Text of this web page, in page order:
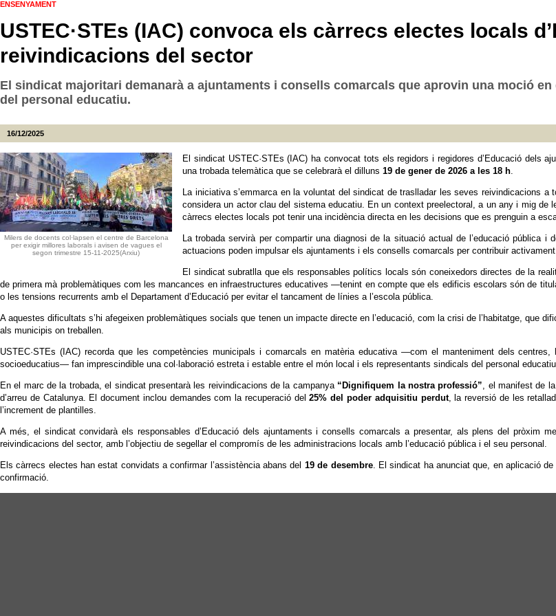
ENSENYAMENT
USTEC·STEs (IAC) convoca els càrrecs electes locals
reivindicacions del sector
El sindicat majoritari demanarà a ajuntaments i consells comarcals que aprovin una moció
del personal educatiu.
16/12/2025
Milers de docents col·lapsen el centre de Barcelona
per exigir millores laborals i avisen de vagues el
segon trimestre 15-11-2025(Arxiu)
El sindicat USTEC·STEs (IAC) ha convocat tots els regidors i regidores d’Educació dels
una trobada telemàtica que se celebrarà el dilluns 19 de gener de 2026 a les 18 h.
La iniciativa s’emmarca en la voluntat del sindicat de traslladar les seves reivindicacions
considera un actor clau del sistema educatiu. En un context preelectoral, a un any i mig
càrrecs electes locals pot tenir una incidència directa en les decisions que es prenguin a
La trobada servirà per compartir una diagnosi de la situació actual de l’educació pública
actuacions poden impulsar els ajuntaments i els consells comarcals per contribuir
El sindicat subratlla que els responsables polítics locals són coneixedors directes de la
de primera mà problemàtiques com les mancances en infraestructures educatives —tenint en compte que els edificis escolars són de
o les tensions recurrents amb el Departament d’Educació per evitar el tancament de línies a l’escola pública.
A aquestes dificultats s’hi afegeixen problemàtiques socials que tenen un impacte directe en l’educació, com la crisi de l’habitatge, que
als municipis on treballen.
USTEC·STEs (IAC) recorda que les competències municipals i comarcals en matèria educativa —com el manteniment dels
socioeducatius— fan imprescindible una col·laboració estreta i estable entre el món local i els representants sindicals del personal
En el marc de la trobada, el sindicat presentarà les reivindicacions de la campanya “Dignifiquem la nostra professió”, el manifest de
d’arreu de Catalunya. El document inclou demandes com la recuperació del25% del poder adquisitiu perdut, la reversió de les
l’increment de plantilles.
A més, el sindicat convidarà els responsables d’Educació dels ajuntaments i consells comarcals a presentar, als plens del pròxim
reivindicacions del sector, amb l’objectiu de segellar el compromís de les administracions locals amb l’educació pública i el seu personal.
Els càrrecs electes han estat convidats a confirmar l’assistència abans del 19 de desembre. El sindicat ha anunciat que, en aplicació
confirmació.